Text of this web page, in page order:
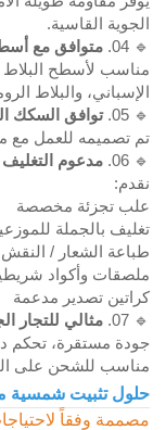
الجوية القاسية.
🔹 04.
متوافق مع
مناسب لأسطح البلاط
الإسباني، والبلاط
🔹 05.
توافق السكك
تم تصميمه للعمل مع
🔹 06.
مدعوم
نقدم:
علب تجزئة مخصصة
تغليف بالجملة
طباعة الشعار / النقش
ملصقات وأكواد
كراتين تصدير مدعمة
🔹 07.
مثالي للتجار
جودة مستقرة، تحكم
مناسب للشحن على
حلول تثبيت
مصممة وفقاً